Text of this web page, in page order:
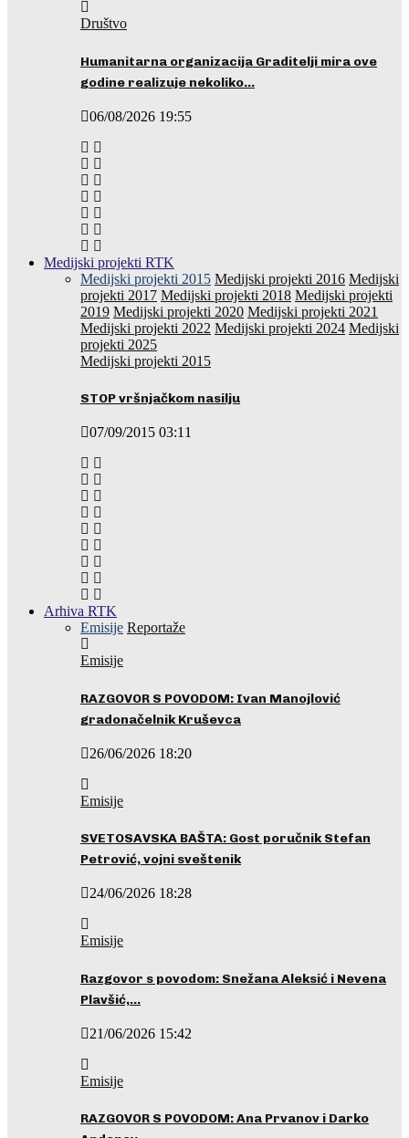
Društvo
Humanitarna organizacija Graditelji mira ove
godine realizuje nekoliko…
06/08/2026 19:55
Medijski projekti RTK
Medijski projekti 2015 Medijski projekti 2016 Medijski
projekti 2017 Medijski projekti 2018 Medijski projekti
2019 Medijski projekti 2020 Medijski projekti 2021
Medijski projekti 2022 Medijski projekti 2024 Medijski
projekti 2025
Medijski projekti 2015
STOP vršnjačkom nasilju
07/09/2015 03:11
Arhiva RTK
Emisije Reportaže
Emisije
RAZGOVOR S POVODOM: Ivan Manojlović
gradonačelnik Kruševca
26/06/2026 18:20
Emisije
SVETOSAVSKA BAŠTA: Gost poručnik Stefan
Petrović, vojni sveštenik
24/06/2026 18:28
Emisije
Razgovor s povodom: Snežana Aleksić i Nevena
Plavšić,…
21/06/2026 15:42
Emisije
RAZGOVOR S POVODOM: Ana Prvanov i Darko